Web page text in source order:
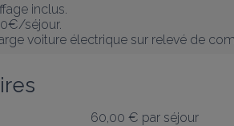
inclus.
séjour.
voiture électrique sur relevé de
60,00 € par séjour